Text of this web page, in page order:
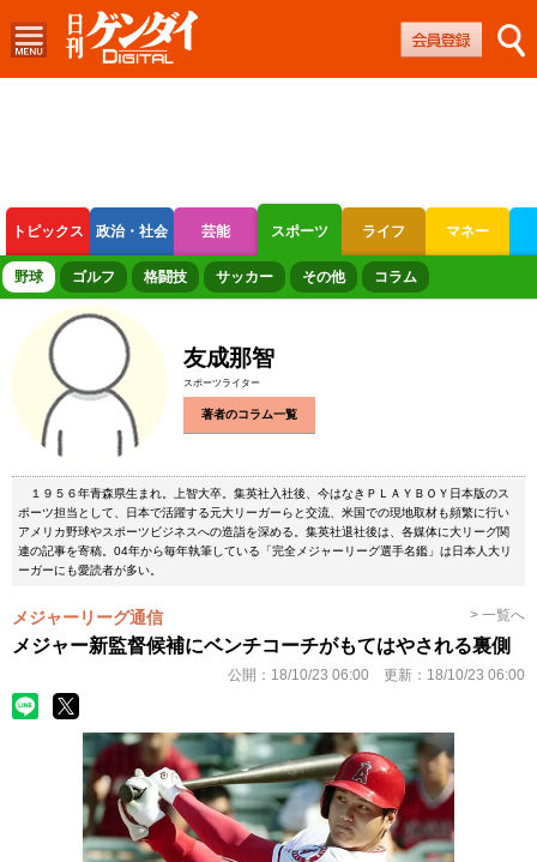
トピックス 政治・社会 芸能 スポーツ ライフ マネー
ボートレース 競輪 オートレース
野球 ゴルフ 格闘技 サッカー その他 コラム
友成那智
スポーツライター
著者のコラム一覧
１９５６年青森県生まれ。上智大卒。集英社入社後、今はなきＰＬＡＹＢＯＹ日本版のス
ポーツ担当として、日本で活躍する元大リーガーらと交流、米国での現地取材も頻繁に行い
アメリカ野球やスポーツビジネスへの造詣を深める。集英社退社後は、各媒体に大リーグ関
連の記事を寄稿。04年から毎年執筆している「完全メジャーリーグ選手名鑑」は日本人大リ
ーガーにも愛読者が多い。
メジャーリーグ通信 > 一覧へ
メジャー新監督候補にベンチコーチがもてはやされる裏側
公開： 18/10/23 06:00 更新： 18/10/23 06:00